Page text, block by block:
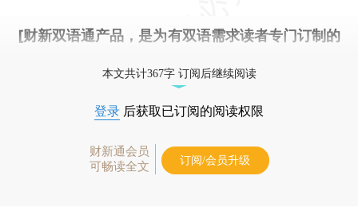
[财新双语通产品，是为有双语需求读者专门订制的
本文共计367字 订阅后继续阅读
登录 后获取已订阅的阅读权限
财新通会员
可畅读全文
订阅/会员升级